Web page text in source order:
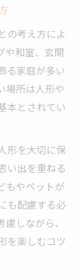
の考え方によ
や和室、玄関
る家庭が多い
場所は人形や
本とされてい
形を大切に保
い出を重ねる
もやペットが
も配慮する必
しながら、
を楽しむコツ